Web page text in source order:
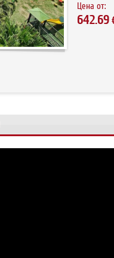
Цена от:
642.69